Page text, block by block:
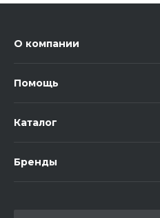
О компании
Помощь
Каталог
Бренды